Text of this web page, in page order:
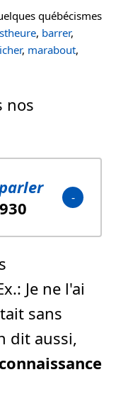
québécismes
, barrer,
, marabout,
nos
Je ne l'ai
sans
dit aussi,
connaissance